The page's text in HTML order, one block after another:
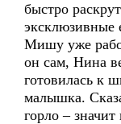
быстро
эксклюзивные
Мишу уже
он сам, Нина
готовилась к
малышка.
горло – значит